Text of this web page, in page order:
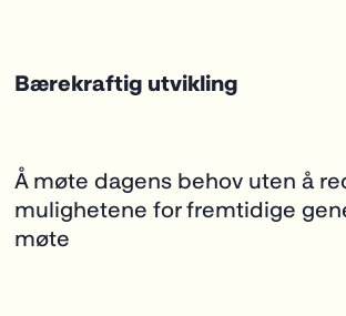
Bærekraftig utvikling
Å møte dagens behov uten å
mulighetene for fremtidige
møte